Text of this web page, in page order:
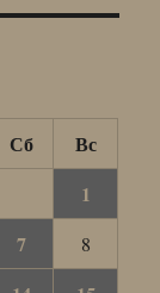
Сб
Вс
1
7 8